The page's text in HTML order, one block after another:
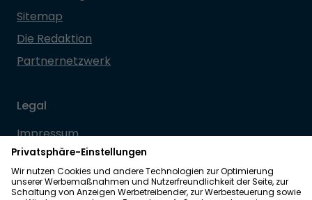
Sitemap
Die Redaktion
Partnernetzwerk
Legal
Impressum
Datenschutz
Allgemeine Geschäftsbedingungen